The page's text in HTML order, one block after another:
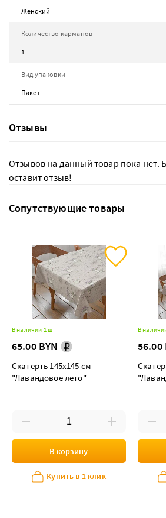
Женский
Количество карманов
1
Вид упаковки
Пакет
Отзывы
Отзывов на данный товар пока нет.
оставит отзыв!
Сопутствующие товары
В наличии 1 шт
65.00 BYN
Скатерть 145х145 см
"Лавандовое лето"
В корзину
Купить в 1 клик
В
56.00